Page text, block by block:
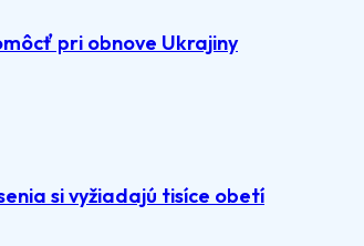
pri obnove Ukrajiny
si vyžiadajú tisíce obetí